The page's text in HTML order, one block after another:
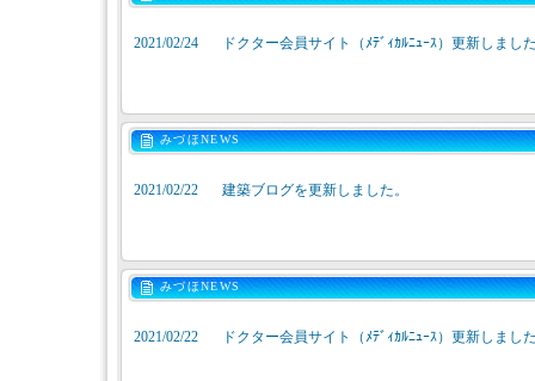
2021/02/24 ドクター会員サイト（ﾒﾃﾞｨｶﾙﾆｭｰｽ）更新しまし
みづほNEWS
2021/02/22 建築ブログを更新しました。
みづほNEWS
2021/02/22 ドクター会員サイト（ﾒﾃﾞｨｶﾙﾆｭｰｽ）更新しまし